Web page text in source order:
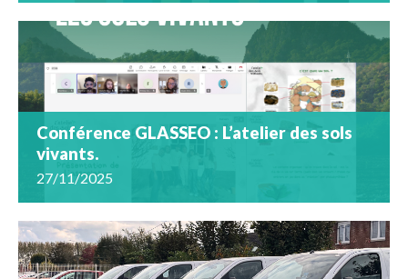
Conférence GLASSEO : L’atelier des sols
vivants.
27/11/2025